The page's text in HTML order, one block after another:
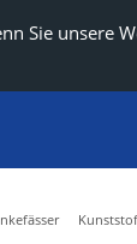
Sie unsere